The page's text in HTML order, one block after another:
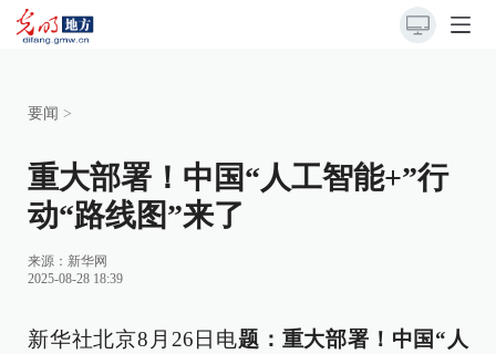
要闻 >
重大部署！中国“人工智能+”行
动“路线图”来了
来源： 新华网
2025-08-28 18:39
新华社北京8月26日电题：重大部署！中国“人